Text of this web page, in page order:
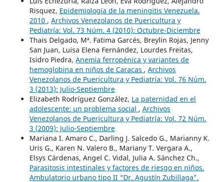
Risquez, Epidemiología de la meningitis Venezuela.
2010 , Archivos Venezolanos de Puericultura y
Pediatría: Vol. 73 Núm. 4 (2010): Octubre-Diciembre
Thais Delgado, Mª. Fatima Garcés, Breylin Rojas, Jenny
San Juan, Luisa Elena Fernández, Lourdes Freitas,
Isidro Piedra, Anemia ferropénica y variantes de
hemoglobina en niños de Caracas , Archivos
Venezolanos de Puericultura y Pediatría: Vol. 76 Núm.
3 (2013): Julio-Septiembre
Elizabeth Rodríguez González, La paternidad en el
adolescente: un problema social , Archivos
Venezolanos de Puericultura y Pediatría: Vol. 72 Núm.
3 (2009): Julio-Septiembre
Mariana I. Amaro C., Darling J. Salcedo G., Marianny K.
Uris G., Karen N. Valero B., Mariany T. Vergara A.,
Elsys Cárdenas, Angel C. Vidal, Julia A. Sánchez Ch.,
Parasitosis intestinales y factores de riesgo en niños.
Ambulatorio urbano tipo II “Dr. Agustín Zubillaga”.